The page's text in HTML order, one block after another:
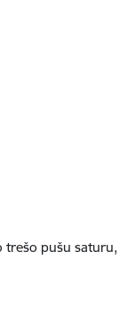
trešo pušu saturu,